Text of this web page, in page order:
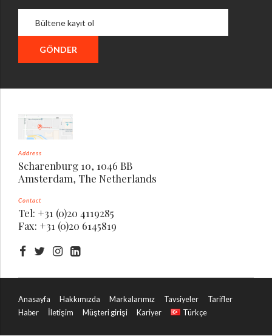
Address
Scharenburg 10, 1046 BB
Amsterdam, The Netherlands
Contact
Tel: +31 (0)20 4119285
Fax: +31 (0)20 6145819
Anasayfa Hakkımızda Markalarımız Tavsiyeler
Tarifler
Haber
İletişim Müşteri girişi Kariyer Türkçe